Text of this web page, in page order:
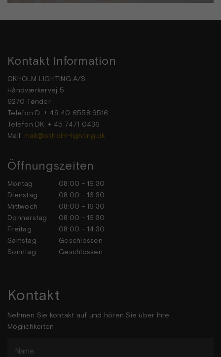
Kontakt Information
OKHOLM LIGHTING A/S
Håndværkervej 5
6270 Tønder
Telefon D: + 49 40 6558 9516
Telefon DK: + 45 7471 0436
Mail: mail@okholm-lighting.dk
Öffnungszeiten
Montag
08:00 - 16:30
Dienstag
08:00 - 16:30
Mittwoch
08:00 - 16:30
Donnerstag
08:00 - 16:30
Freitag
08:00 - 14:30
Samstag
Geschlossen
Sonntag
Geschlossen
Kontakt
Nehmen Sie kontakt auf und hören Sie über Ihre
Möglichkeiten